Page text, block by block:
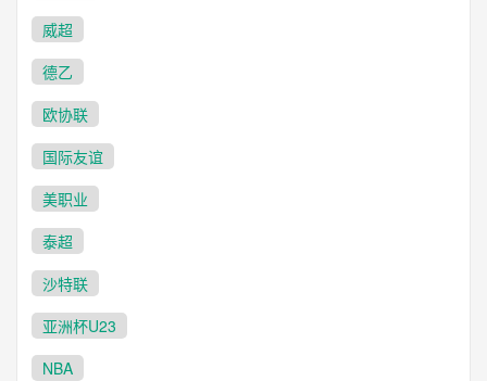
威超
德乙
欧协联
国际友谊
美职业
泰超
沙特联
亚洲杯U23
NBA